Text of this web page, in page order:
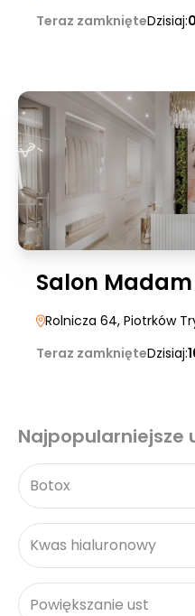
Teraz zamknięteDzisiaj:
Salon Madam
Rolnicza 64, Piotrków
Teraz zamknięteDzisiaj:
Najpopularniejsze
Botox
Kwas hialuronowy
Powiększanie ust